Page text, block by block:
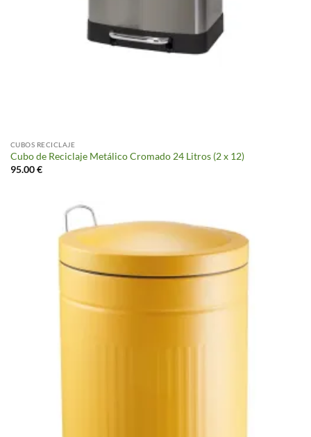
CUBOS RECICLAJE
Cubo de Reciclaje Metálico Cromado 24 Litros (2 x 12)
95.00€